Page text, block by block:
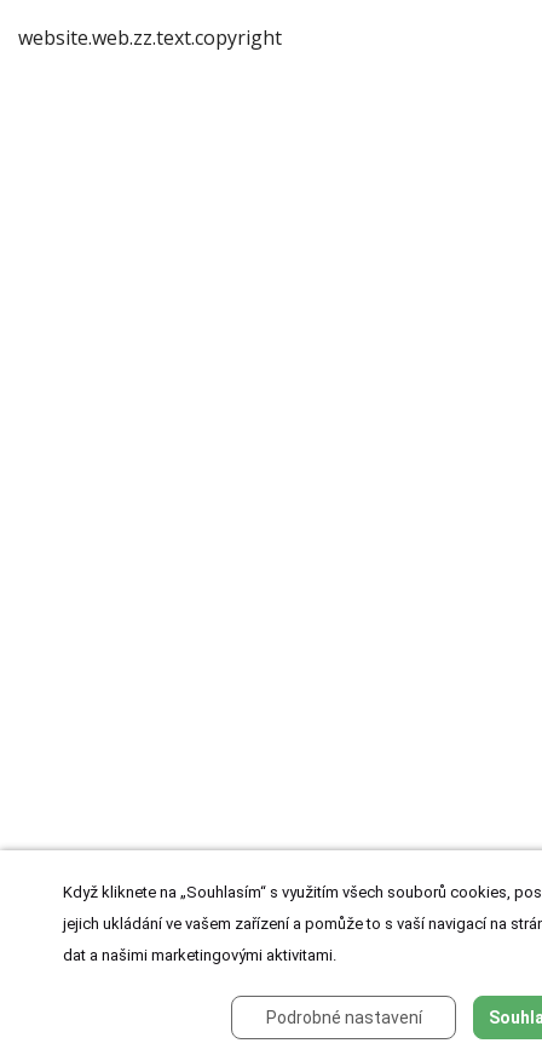
website.web.zz.text.copyright
Když kliknete na „Souhlasím“ s využitím všech souborů cookies,
jejich ukládání ve vašem zařízení a pomůže to s vaší navigací na
dat a našimi marketingovými aktivitami.
Podrobné nastavení